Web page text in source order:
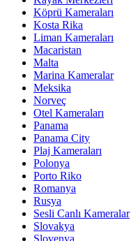
Köprü Kameraları
Kosta Rika
Liman Kameraları
Macaristan
Malta
Marina Kameralar
Meksika
Norveç
Otel Kameraları
Panama
Panama City
Plaj Kameraları
Polonya
Porto Riko
Romanya
Rusya
Sesli Canlı Kameralar
Slovakya
Slovenya